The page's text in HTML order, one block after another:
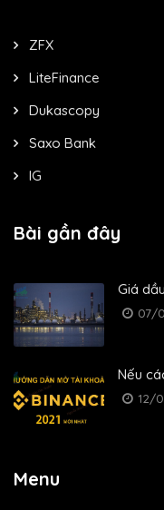
ZFX
LiteFinance
Dukascopy
Saxo Bank
IG
Bài gần đây
Giá
07/
Nếu
12/
Menu